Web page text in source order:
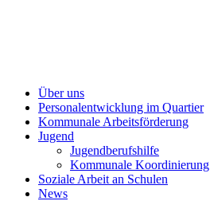
Über uns
Personalentwicklung im Quartier
Kommunale Arbeitsförderung
Jugend
Jugendberufshilfe
Kommunale Koordinierung
Soziale Arbeit an Schulen
News